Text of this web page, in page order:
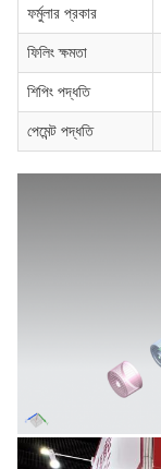
ফর্মুলার প্রকার
ফিলিং ক্ষমতা
শিপিং পদ্ধতি
পেমেন্ট পদ্ধতি